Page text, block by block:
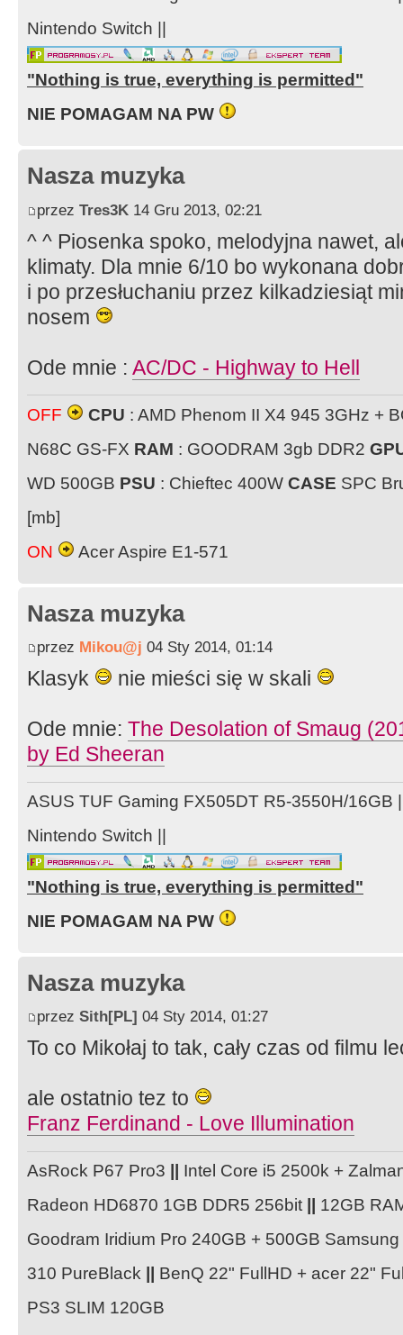
Nintendo Switch ||
"Nothing is true, everything is permitted"
NIE POMAGAM NA PW
Nasza muzyka
przez Tres3K 14 Gru 2013, 02:21
^ ^ Piosenka spoko, melodyjna nawet,
klimaty. Dla mnie 6/10 bo wykonana
i po przesłuchaniu przez kilkadziesiąt
nosem
Ode mnie : AC/DC - Highway to Hell
OFF CPU : AMD Phenom II X4 945 3GHz +
N68C GS-FX RAM : GOODRAM 3gb DDR2
WD 500GB PSU : Chieftec 400W CASE SPC
[mb]
ON
Acer Aspire E1-571
Nasza muzyka
przez Mikou@j 04 Sty 2014, 01:14
Klasyk nie mieści się w skali
Ode mnie: The Desolation of Smaug
by Ed Sheeran
ASUS TUF Gaming FX505DT R5-3550H/16GB
Nintendo Switch ||
"Nothing is true, everything is permitted"
NIE POMAGAM NA PW
Nasza muzyka
przez Sith[PL] 04 Sty 2014, 01:27
To co Mikołaj to tak, cały czas od filmu
ale ostatnio tez to
Franz Ferdinand - Love Illumination
AsRock P67 Pro3
Intel Core i5 2500k +
Radeon HD6870 1GB DDR5 256bit
12GB
Goodram Iridium Pro 240GB + 500GB Samsung
310 PureBlack
BenQ 22" FullHD + acer 22"
PS3 SLIM 120GB